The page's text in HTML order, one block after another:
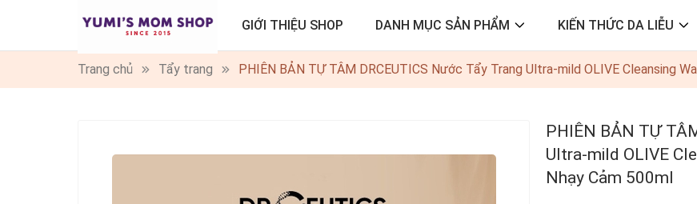
GIỚI THIỆU SHOP DANH MỤC SẢN PHẨM KIẾN THỨC DA LIỄU
Trang chủ Tẩy trang PHIÊN BẢN TỰ TÂM DRCEUTICS Nước Tẩy Trang Ultra-mild OLIVE Cleansing
PHIÊN BẢN TỰ
Ultra-mild OLIVE
Nhạy Cảm 500ml